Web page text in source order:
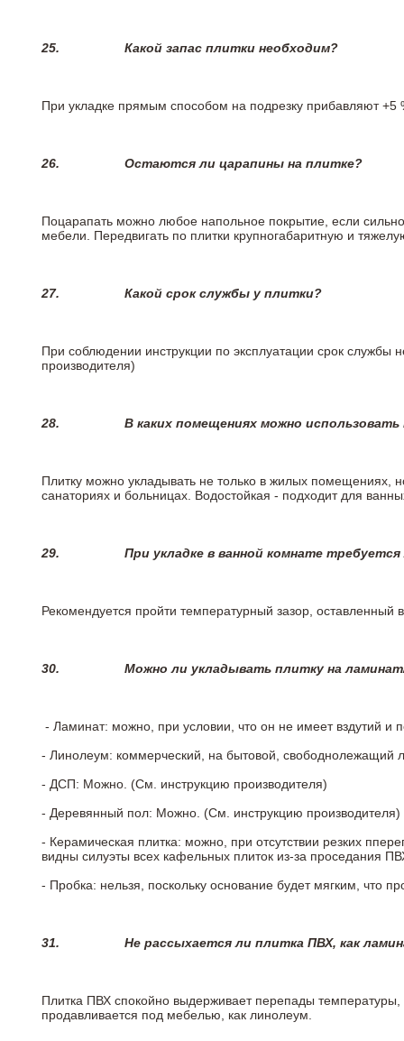
25. Какой запас плитки необходим?
При укладке прямым способом на подрезку прибавляют +5
26. Остаются ли царапины на плитке?
Поцарапать можно любое напольное покрытие, если
мебели. Передвигать по плитки крупногабаритную и
27. Какой срок службы у плитки?
При соблюдении инструкции по эксплуатации срок
производителя)
28. В каких помещениях можно
Плитку можно укладывать не только в жилых помещениях,
санаториях и больницах. Водостойкая - подходит для
29. При укладке в ванной комнате
Рекомендуется пройти температурный зазор,
30. Можно ли укладывать плитку на
- Ламинат: можно, при условии, что он не имеет вздутий
- Линолеум: коммерческий, на бытовой, свободнолежащий
- ДСП: Можно. (См. инструкцию производителя)
- Деревянный пол: Можно. (См. инструкцию производителя)
- Керамическая плитка: можно, при отсутствии резких
видны силуэты всех кафельных плиток из-за проседания
- Пробка: нельзя, поскольку основание будет мягким, что
31. Не рассыхается ли плитка ПВХ, как
Плитка ПВХ спокойно выдерживает перепады температуры,
продавливается под мебелью, как линолеум.